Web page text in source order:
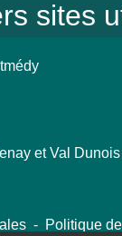
sites
et Val Dunois
- Politique